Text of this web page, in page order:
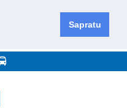
Sapratu